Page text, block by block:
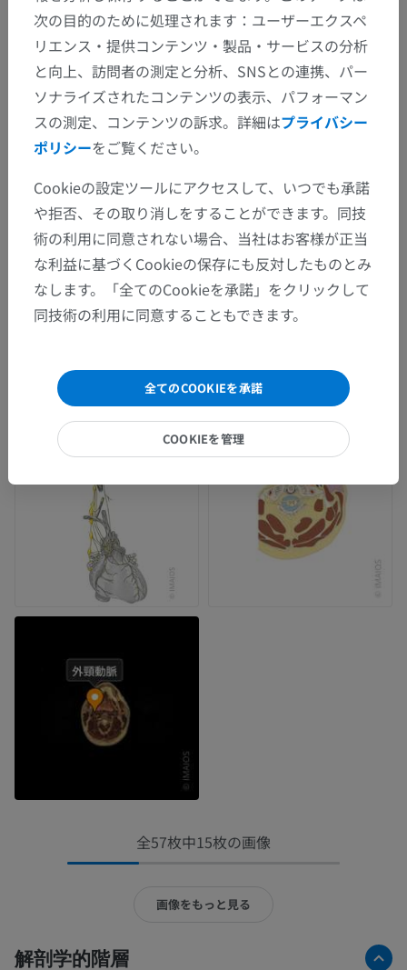
全57枚中15枚の画像
画像をもっと見る
解剖学的階層
次の目的のために処理されます：ユーザーエクスペ
リエンス・提供コンテンツ・製品・サービスの分析
と向上、訪問者の測定と分析、SNSとの連携、パー
ソナライズされたコンテンツの表示、パフォーマン
スの測定、コンテンツの訴求。詳細はプライバシー
ポリシーをご覧ください。
Cookieの設定ツールにアクセスして、いつでも承諾
や拒否、その取り消しをすることができます。同技
術の利用に同意されない場合、当社はお客様が正当
な利益に基づくCookieの保存にも反対したものとみ
なします。「全てのCookieを承諾」をクリックして
同技術の利用に同意することもできます。
全てのCOOKIEを承諾
COOKIEを管理